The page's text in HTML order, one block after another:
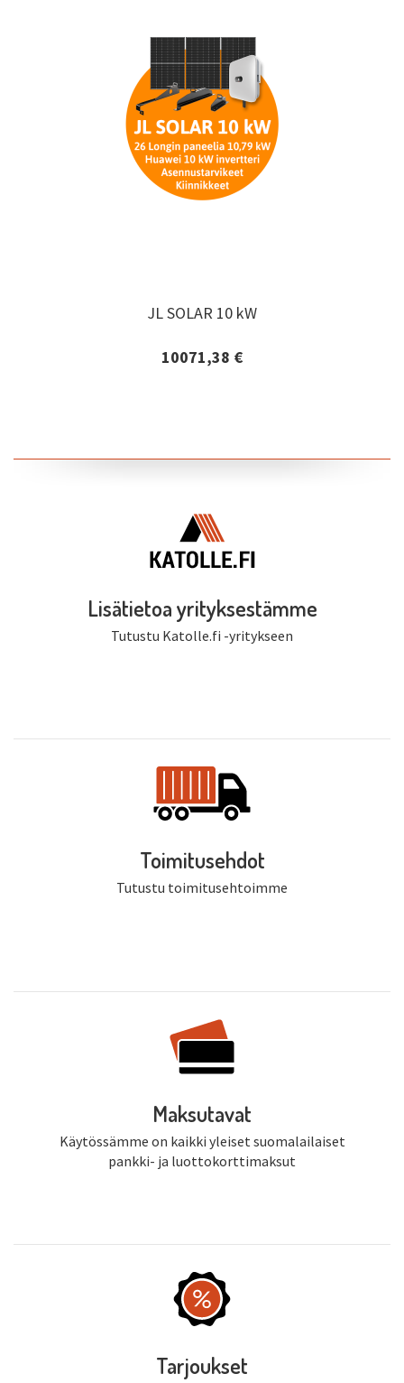
JL SOLAR 10 kW
10071,38 €
JL SOLAR 10 kW
Lisätiedot ja tilaaminen
Lisätietoa yrityksestämme
Tutustu Katolle.fi -yritykseen
Toimitusehdot
Tutustu toimitusehtoimme
Maksutavat
Käytössämme on kaikki yleiset suomalailaiset
pankki- ja luottokorttimaksut
Tarjoukset